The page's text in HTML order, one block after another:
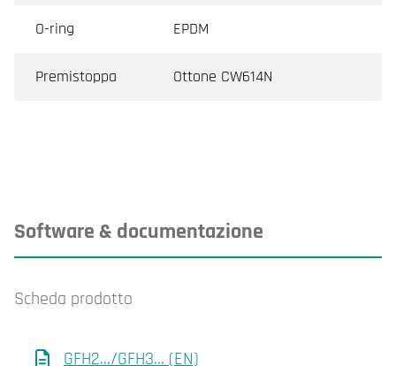
O-ring EPDM
Premistoppa Ottone CW614N
Software & documentazione
Scheda prodotto
GFH2.../GFH3... (EN)